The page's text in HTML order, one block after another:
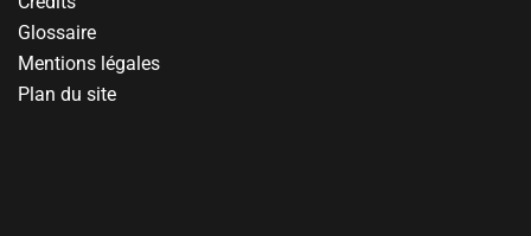
Glossaire
Mentions légales
Plan du site